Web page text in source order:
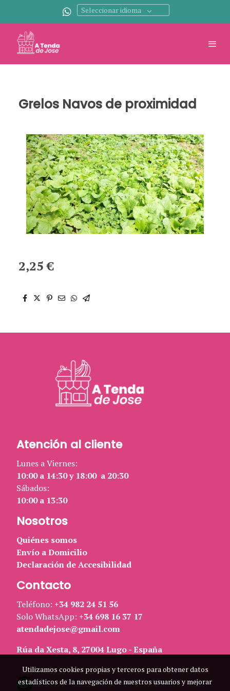
Seleccionar idioma
Grelos Navos de proximidad
2,25 €
Atención al cliente
Lunes a Viernes:
10:00 a 14:30 y 18:00 a 20:30
Sábados:
10:00 a 13:30
Nosotros
Quiénes somos
Envío a Domicilio
Declaración de Accesibilidad
Contacto
Teléfono: +34 982 24 51 56
Solo WhatsApp: +34 698 16 37 17
atendadejose@gmail.com
Rúa da Xesta, 8, 27004 Lugo - España
Utilizamos cookies propias y terceros para obtener datos
estadísticos de la navegación de nuestros usuarios y mejorar